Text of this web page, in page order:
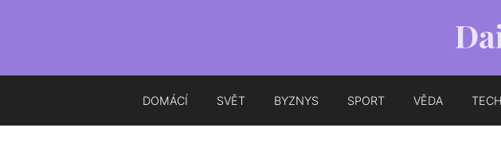
DOMÁCÍ SVĚT BYZNYS SPORT VĚDA